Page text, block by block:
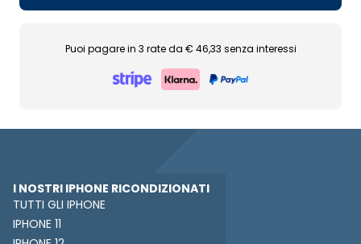
Puoi pagare in 3 rate da € 46,33 senza interessi
I NOSTRI IPHONE RICONDIZIONATI
TUTTI GLI IPHONE
IPHONE 11